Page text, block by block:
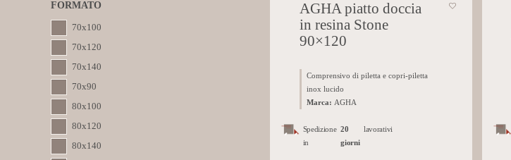
FORMATO
70x100
70x120
70x140
70x90
80x100
80x120
80x140
AGHA piatto doccia
in resina Stone
90×120
Comprensivo di piletta e copri-piletta
inox lucido
Marca: AGHA
Spedizione
in
20
giorni
lavorativi